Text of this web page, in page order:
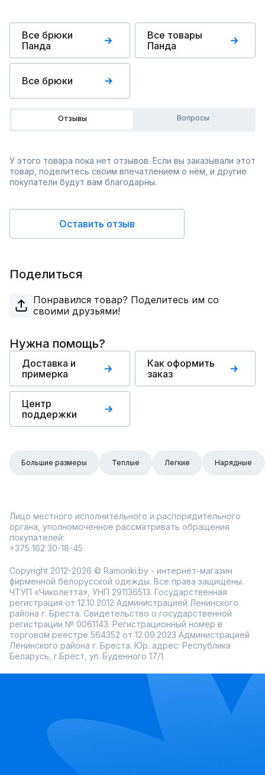
Все брюки
Панда
Все товары
Панда
Все брюки
Отзывы Вопросы
У этого товара пока нет отзывов. Если вы заказывали этот
товар, поделитесь своим впечатлением о нём, и другие
покупатели будут вам благодарны.
Оставить отзыв
Поделиться
Понравился товар? Поделитесь им со
своими друзьями!
Нужна помощь?
Доставка и
примерка
Как оформить
заказ
Центр
поддержки
Большие размеры Теплые Легкие Нарядные
Лицо местного исполнительного и распорядительного
органа, уполномоченное рассматривать обращения
покупателей:
+375 162 30-18-45
Copyright 2012-2026 © Ramonki.by - интернет-магазин
фирменной белорусской одежды. Все права защищены.
ЧТУП «Чиколетта», УНП 291136513. Государственная
регистрация от 12.10.2012 Администрацией Ленинского
района г. Бреста. Свидетельство о государственной
регистрации № 0061143. Регистрационный номер в
торговом реестре 564352 от 12.09.2023 Администрацией
Ленинского района г. Бреста. Юр. адрес: Республика
Беларусь, г.Брест, ул. Буденного 17/1.